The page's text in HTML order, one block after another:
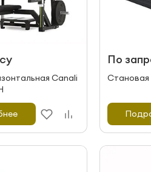
Canali
По
Становая